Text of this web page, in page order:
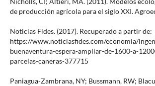
de producción agrícola para el siglo XXI.
Noticias Fides. (2017). Recuperado a partir de:
https://www.noticiasfides.com/economia/
buenaventura-espera-ampliar-de-1600-a-
parcelas-caneras-377715
Paniagua-Zambrana, NY; Bussmann, RW;